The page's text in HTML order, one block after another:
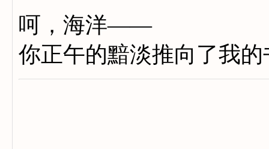
呵，海洋——
你正午的黯淡推向了我的